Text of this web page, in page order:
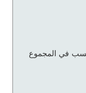
في المجموع